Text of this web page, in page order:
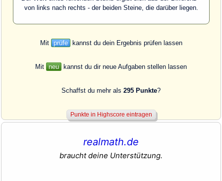
von links nach rechts - der beiden Steine, die darüber liegen.
Mit prüfe kannst du dein Ergebnis prüfen lassen
Mit neu kannst du dir neue Aufgaben stellen lassen
Schaffst du mehr als 295 Punkte?
realmath.de
braucht deine Unterstützung.